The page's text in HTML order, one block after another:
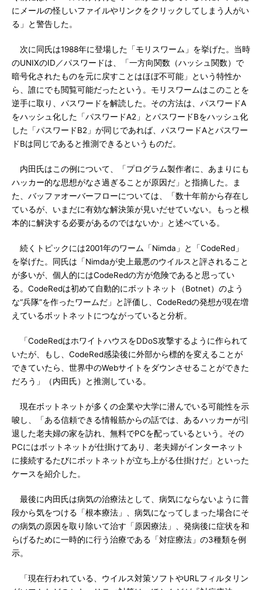
にメールの怪しいファイルやリンクをクリックしてしまう人がい
る」と警告した。
次に同氏は1988年に登場した「モリスワーム」を挙げた。当時
のUNIXのID／パスワードは、「一方向関数（ハッシュ関数）で
暗号化されたものを元に戻すことはほぼ不可能」という特性か
ら、誰にでも閲覧可能だったという。モリスワームはこのことを
逆手に取り、パスワードを解読した。その方法は、パスワードA
をハッシュ化した「パスワードA2」とパスワードBをハッシュ化
した「パスワードB2」が同じであれば、パスワードAとパスワー
ドBは同じであると推測できるというものだ。
内田氏はこの例について、「プログラム製作者に、あまりにも
ハッカー的な思想がなさ過ぎることが原因だ」と指摘した。ま
た、バッファオーバーフローについては、「数十年前から存在し
ているが、いまだに有効な解決策が見いだせていない。もっと根
本的に解決する必要があるのではないか」と述べている。
続くトピックには2001年のワーム「Nimda」と「CodeRed」
を挙げた。同氏は「Nimdaが史上最悪のウイルスと評されること
が多いが、個人的にはCodeRedの方が危険であると思ってい
る。CodeRedは初めて自動的にボットネット（Botnet）のよう
な“兵隊”を作ったワームだ」と評価し、CodeRedの発想が現在増
えているボットネットにつながっていると分析。
「CodeRedはホワイトハウスをDDoS攻撃するように作られて
いたが、もし、CodeRed感染後に外部から標的を変えることが
できていたら、世界中のWebサイトをダウンさせることができた
だろう」（内田氏）と推測している。
現在ボットネットが多くの企業や大学に潜んでいる可能性を示
唆し、「ある信頼できる情報筋からの話では、あるハッカーが引
退した老夫婦の家を訪れ、無料でPCを配っているという。その
PCにはボットネットが仕掛けてあり、老夫婦がインターネット
に接続するたびにボットネットが立ち上がる仕掛けだ」といった
ケースを紹介した。
最後に内田氏は病気の治療法として、病気にならないように普
段から気をつける「根本療法」、病気になってしまった場合にそ
の病気の原因を取り除いて治す「原因療法」、発病後に症状を和
らげるために一時的に行う治療である「対症療法」の3種類を例
示。
「現在行われている、ウイルス対策ソフトやURLフィルタリン